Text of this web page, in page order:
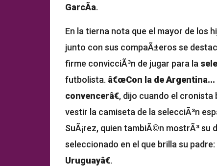
GarcÃ­a.
En la tierna nota que el mayor de los
junto con sus compaÃ±eros se
firme convicciÃ³n de jugar para la
futbolista. â€œCon la de Argentina...
convencerâ€, dijo cuando el cronista
vestir la camiseta de la selecciÃ³n
SuÃ¡rez, quien tambiÃ©n mostrÃ³ su
seleccionado en el que brilla su padre:
Uruguayâ€.